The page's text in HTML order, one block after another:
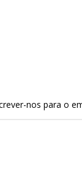
nos para o